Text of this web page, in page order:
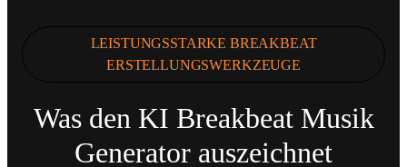
LEISTUNGSSTARKE BREAKBEAT
ERSTELLUNGSWERKZEUGE
Was den KI Breakbeat Musik
Generator auszeichnet